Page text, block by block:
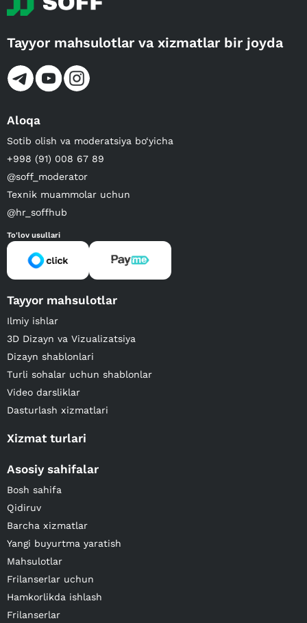
Tayyor mahsulotlar va xizmatlar bir joyda
Aloqa
Sotib olish va moderatsiya bo‘yicha
+998 (91) 008 67 89
@soff_moderator
Texnik muammolar uchun
@hr_soffhub
To'lov usullari
Tayyor mahsulotlar
Ilmiy ishlar
3D Dizayn va Vizualizatsiya
Dizayn shablonlari
Turli sohalar uchun shablonlar
Video darsliklar
Dasturlash xizmatlari
Xizmat turlari
Asosiy sahifalar
Bosh sahifa
Qidiruv
Barcha xizmatlar
Yangi buyurtma yaratish
Mahsulotlar
Frilanserlar uchun
Hamkorlikda ishlash
Frilanserlar